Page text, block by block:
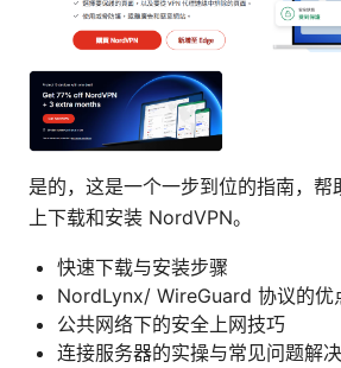
是的，这是一个一步到位的指南，
上下载和安装 NordVPN。
快速下载与安装步骤
NordLynx/ WireGuard 协议的优
公共网络下的安全上网技巧
连接服务器的实操与常见问题解决